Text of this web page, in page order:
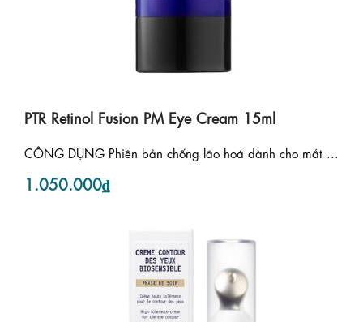
PTR Retinol Fusion PM Eye Cream 15ml
CÔNG DỤNG Phiên bản chống lão hoá dành cho mắt ...
1.050.000₫